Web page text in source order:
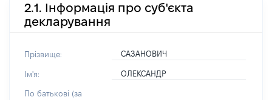
2.1. Інформація про суб'єкта
декларування
Прізвище: САЗАНОВИЧ
Ім'я: ОЛЕКСАНДР
По батькові (за